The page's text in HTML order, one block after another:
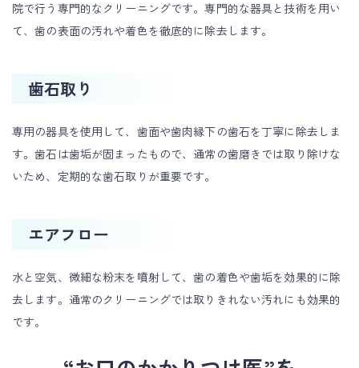
院で行う専門的なクリーニングです。専門的な器具と技術を用い
て、歯の表面の汚れや着色を徹底的に除去します。
歯石取り
専用の器具を使用して、歯面や歯肉縁下の歯石を丁寧に除去しま
す。歯石は歯垢が固まったもので、通常の歯磨きでは取り除けな
いため、定期的な歯石取りが重要です。
エアフロー
水と空気、微細な粉末を噴射して、歯の着色や歯垢を効果的に除
去します。通常のクリーニングでは取りきれない汚れにも効果的
です。